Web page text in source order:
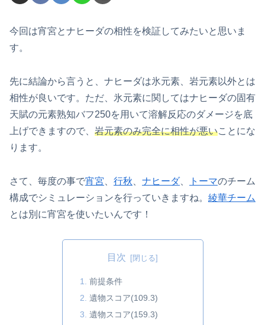
今回は宵宮とナヒーダの相性を検証してみたいと思いま
す。
先に結論から言うと、ナヒーダは氷元素、岩元素以外とは
相性が良いです。ただ、氷元素に関してはナヒーダの固有
天賦の元素熟知バフ250を用いて溶解反応のダメージを底
上げできますので、 岩元素のみ完全に相性が悪いことにな
ります。
さて、毎度の事で宵宮 行秋 ナヒーダ、 トーマのチーム
構成でシミュレーションを行っていきますね。 綾華チーム
とは別に宵宮を使いたいんです！
目次
前提条件
遺物スコア(109.3)
遺物スコア(159.3)